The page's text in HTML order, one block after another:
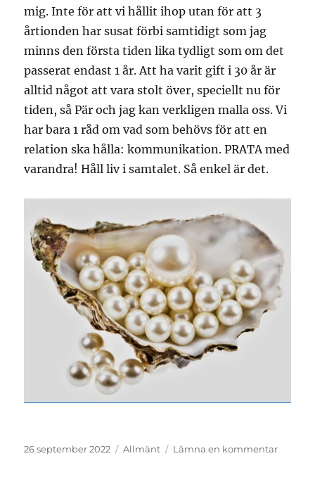
mig. Inte för att vi hållit ihop utan för att 3
årtionden har susat förbi samtidigt som jag
minns den första tiden lika tydligt som om det
passerat endast 1 år. Att ha varit gift i 30 år är
alltid något att vara stolt över, speciellt nu för
tiden, så Pär och jag kan verkligen malla oss. Vi
har bara 1 råd om vad som behövs för att en
relation ska hålla: kommunikation. PRATA med
varandra! Håll liv i samtalet. Så enkel är det.
Publicerat
26 september 2022 Kategorier
Allmänt Lämna en kommentartill